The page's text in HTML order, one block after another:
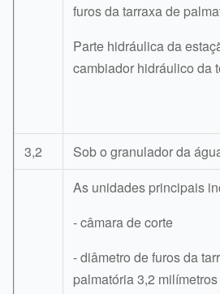
furos da tarraxa de
Parte hidráulica da
cambiador hidráulico da
3,2 Sob o granulador da
As unidades principais
- câmara de corte
- diâmetro de furos da
palmatória 3,2 milímetros